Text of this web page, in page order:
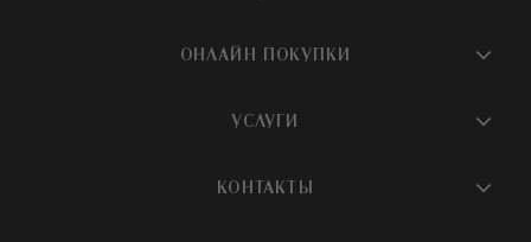
О магазине
Бутики и ПВЗ ЦУМ
ОНЛАЙН ПОКУПКИ
Доставка
УСЛУГИ
КОНТАКТЫ